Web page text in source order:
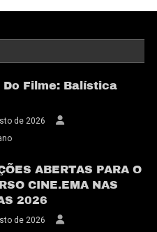
Do Filme: Balística
de 2026
ABERTAS PARA O
CINE.EMA NAS
2026
de 2026